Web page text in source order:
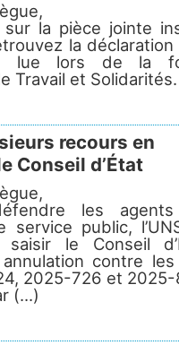
sur la pièce jointe
la déclaration
lue lors de la
Travail et Solidarités.
recours en
Conseil d’État
les
service public,
le Conseil
contre
2025-726 et 2025-
(...)